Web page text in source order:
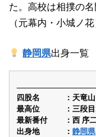
た。高校は相撲の
（元幕内・小城ノ
静岡県出身一覧
四股名
天竜
最高位
三段
最新番付
西 序
出身地
静岡県